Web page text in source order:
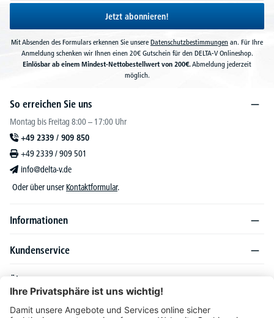
Jetzt abonnieren!
Mit Absenden des Formulars erkennen Sie unsere Datenschutzbestimmungen an. Für Ihre
Anmeldung schenken wir Ihnen einen 20€ Gutschein für den DELTA-V Onlineshop.
Einlösbar ab einem Mindest-Nettobestellwert von 200€.Abmeldung jederzeit
möglich.
So erreichen Sie uns
Montag bis Freitag 8:00 – 17:00 Uhr
+49 2339 / 909 850
+49 2339 / 909 501
info@delta-v.de
Oder über unser Kontaktformular.
Informationen
Kundenservice
Über DELTA-V
Produktsortiment